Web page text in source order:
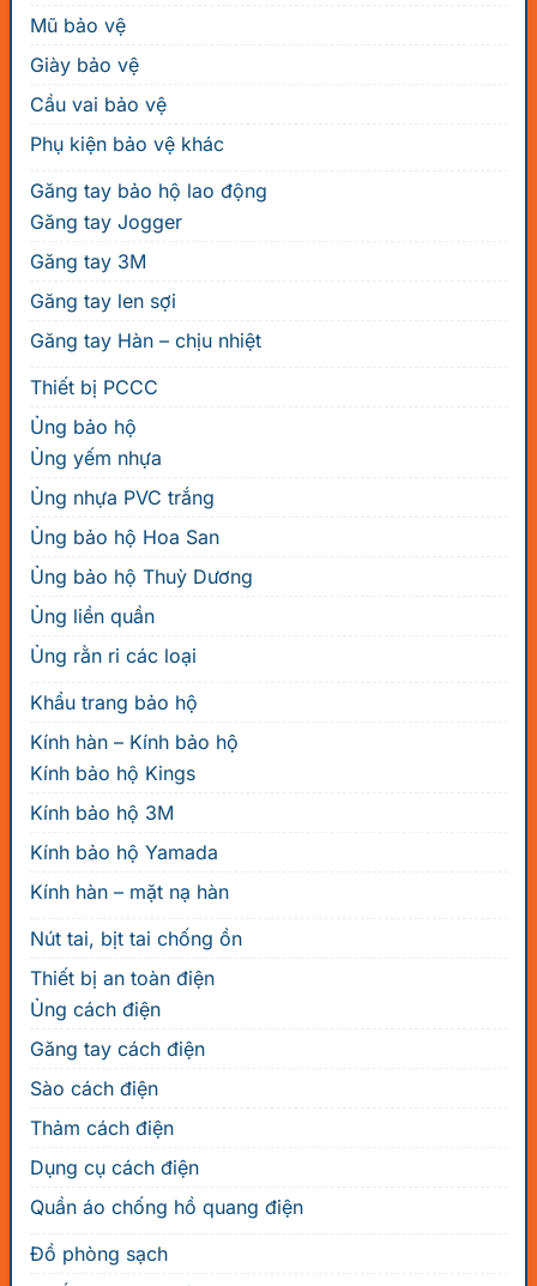
Mũ bảo vệ
Giày bảo vệ
Cầu vai bảo vệ
Phụ kiện bảo vệ khác
Găng tay bảo hộ lao động
Găng tay Jogger
Găng tay 3M
Găng tay len sợi
Găng tay Hàn – chịu nhiệt
Thiết bị PCCC
Ủng bảo hộ
Ủng yếm nhựa
Ủng nhựa PVC trắng
Ủng bảo hộ Hoa San
Ủng bảo hộ Thuỳ Dương
Ủng liền quần
Ủng rằn ri các loại
Khẩu trang bảo hộ
Kính hàn – Kính bảo hộ
Kính bảo hộ Kings
Kính bảo hộ 3M
Kính bảo hộ Yamada
Kính hàn – mặt nạ hàn
Nút tai, bịt tai chống ồn
Thiết bị an toàn điện
Ủng cách điện
Găng tay cách điện
Sào cách điện
Thảm cách điện
Dụng cụ cách điện
Quần áo chống hồ quang điện
Đồ phòng sạch